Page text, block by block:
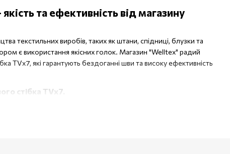
та ефективність від магазину
текстильних виробів, таких як штани, спідниці, блузки та
є використання якісних голок. Магазин "Welltex" радий
які гарантують бездоганні шви та високу ефективність
стібка TVх7.